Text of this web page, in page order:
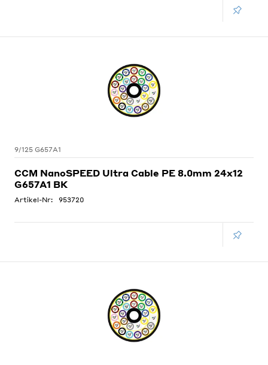
9/125 G657A1
CCM NanoSPEED Ultra Cable PE 8.0mm 24x12
G657A1 BK
Artikel-Nr: 953720